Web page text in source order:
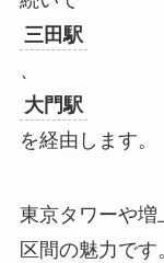
三田駅
、
大門駅
を経由します。
東京タワーや
区間の魅力です